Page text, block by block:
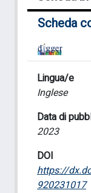
Scheda
Lingua/e
Inglese
Data di
2023
DOI
https://
920231017